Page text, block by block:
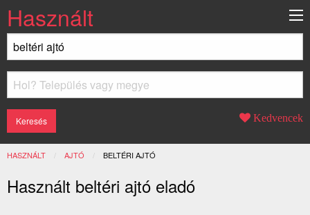
Használt
Kedvencek
HASZNÁLT AJTÓ JELENLEGI:
BELTÉRI AJTÓ
Használt beltéri ajtó eladó